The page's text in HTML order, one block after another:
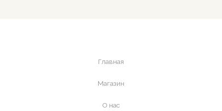
Главная
Магазин
О нас